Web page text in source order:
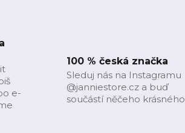
e-
100 % česká značka
Sleduj nás na Instagramu
@janniestore.cz a buď
součástí něčeho krásného